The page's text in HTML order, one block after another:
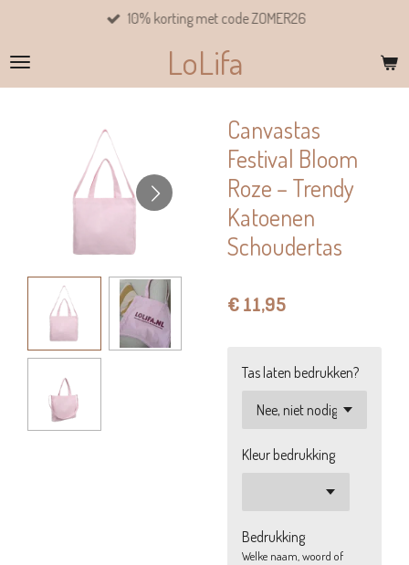
naar
de
LoLifa
10% korting met code ZOMER26
Canvastas
Festival Bloom
Roze – Trendy
Katoenen
Schoudertas
€ 11,95
Tas laten bedrukken?
Kleur bedrukking
Bedrukking
Welke naam, woord of